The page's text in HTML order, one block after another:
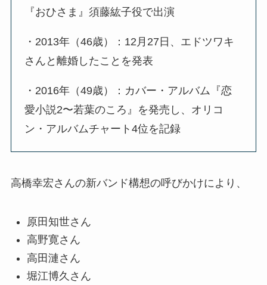
『おひさま』須藤紘子役で出演
・2013年（46歳）：12月27日、エドツワキ
さんと離婚したことを発表
・2016年（49歳）：カバー・アルバム『恋
愛小説2〜若葉のころ』を発売し、オリコ
ン・アルバムチャート4位を記録
高橋幸宏さんの新バンド構想の呼びかけにより、
原田知世さん
高野寛さん
高田漣さん
堀江博久さん